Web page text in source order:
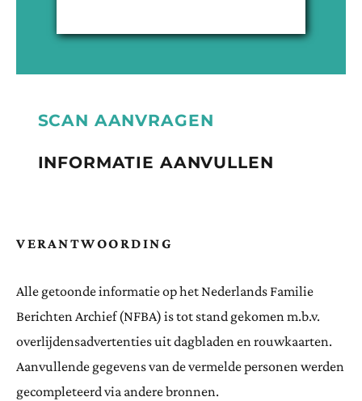
SCAN AANVRAGEN
INFORMATIE AANVULLEN
VERANTWOORDING
Alle getoonde informatie op het Nederlands Familie
Berichten Archief (NFBA) is tot stand gekomen m.b.v.
overlijdensadvertenties uit dagbladen en rouwkaarten.
Aanvullende gegevens van de vermelde personen werden
gecompleteerd via andere bronnen.